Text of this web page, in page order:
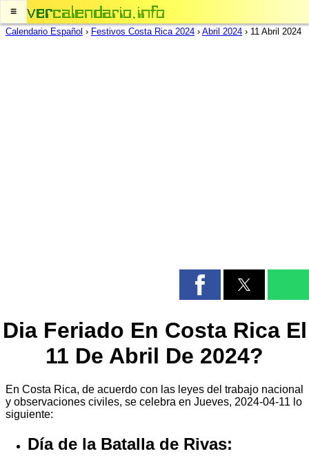
≡
Calendario Español › Festivos Costa Rica 2024 › Abril 2024 › 11 Abril 2024
Dia Feriado En Costa Rica El
11 De Abril De 2024?
En Costa Rica, de acuerdo con las leyes del trabajo nacional
y observaciones civiles, se celebra en Jueves, 2024-04-11 lo
siguiente:
Día de la Batalla de Rivas: